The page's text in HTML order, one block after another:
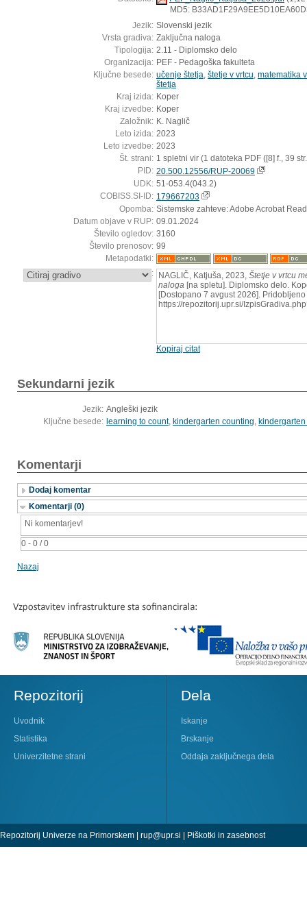
MD5:
Jezik: Slovenski jezik
Vrsta gradiva: Zaključna naloga
Tipologija: 2.11 - Diplomsko delo
Organizacija: PEF - Pedagoška fakulteta
Ključne besede: učenje štetja štetje v vrtcu matematika
štetja
Kraj izida: Koper
Kraj izvedbe: Koper
Založnik: K. Naglič
Leto izida: 2023
Leto izvedbe: 2023
Št. strani: 1 spletni vir (1 datoteka PDF ([8] f., 39
PID: 20.500.12556/RUP-20069
UDK: 51-053.4(043.2)
COBISS.SI-ID: 179667203
Opomba: Sistemske zahteve: Adobe Acrobat
Datum objave v RUP: 09.01.2024
Število ogledov: 3160
Število prenosov: 99
Metapodatki:
: NAGLIČ, Katjuša, 2023, Štetje v vrtcu
naloga [na spletu]. Diplomsko delo.
[Dostopano 7 avgust 2026]. Pridobljeno
https://repozitorij.upr.si/
Kopiraj citat
Sekundarni jezik
Jezik: Angleški jezik
Ključne besede: learning to count, kindergarten counting,
Komentarji
Dodaj komentar
Komentarji (0)
0 - 0 / 0
Ni komentarjev!
Nazaj
Repozitorij
Uvodnik
Statistika
Univerzitetne strani
Dela
Iskanje
Brskanje
Oddaja zaključnega dela
Repozitorij Univerze na Primorskem | rup@upr.si Piškotki in zasebnost